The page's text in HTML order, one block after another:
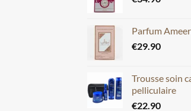
Parfum
€29.90
Trousse soin
pelliculaire
€22.90